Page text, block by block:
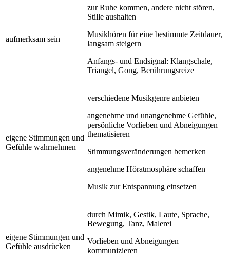
aufmerksam sein
zur Ruhe kommen, andere nicht stören,
Stille aushalten
Musikhören für eine bestimmte Zeitdauer,
langsam steigern
Anfangs- und Endsignal: Klangschale,
Triangel, Gong, Berührungsreize
eigene Stimmungen und
Gefühle wahrnehmen
verschiedene Musikgenre anbieten
angenehme und unangenehme Gefühle,
persönliche Vorlieben und Abneigungen
thematisieren
Stimmungsveränderungen bemerken
angenehme Höratmosphäre schaffen
Musik zur Entspannung einsetzen
eigene Stimmungen und
Gefühle ausdrücken
durch Mimik, Gestik, Laute, Sprache,
Bewegung, Tanz, Malerei
Vorlieben und Abneigungen
kommunizieren